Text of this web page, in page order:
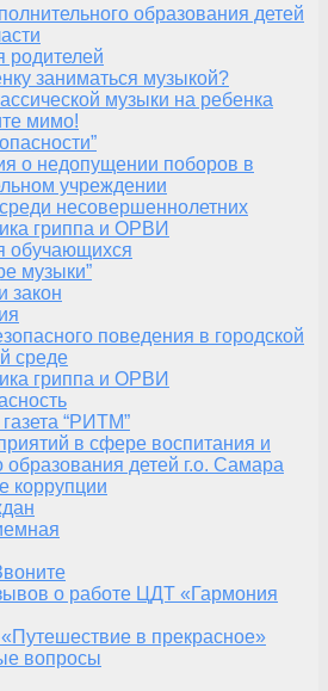
образования детей
заниматься музыкой?
музыки на ребенка
мимо!
о недопущении поборов в
учреждении
среди несовершеннолетних
гриппа и ОРВИ
обучающихся
музыки”
закон
поведения в городской
среде
гриппа и ОРВИ
“РИТМ”
в сфере воспитания и
образования детей г.о. Самара
коррупции
о работе ЦДТ «Гармония
в прекрасное»
вопросы